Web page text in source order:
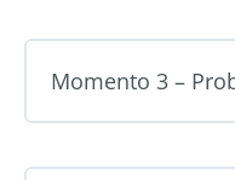
Momento 3 –